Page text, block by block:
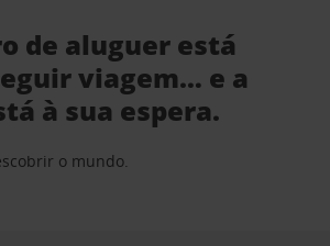
de aluguer está
viagem… e a
à sua espera.
o mundo.